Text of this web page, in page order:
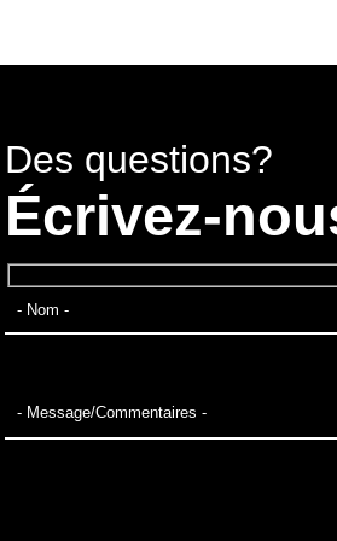
Des questions?
Écrivez-